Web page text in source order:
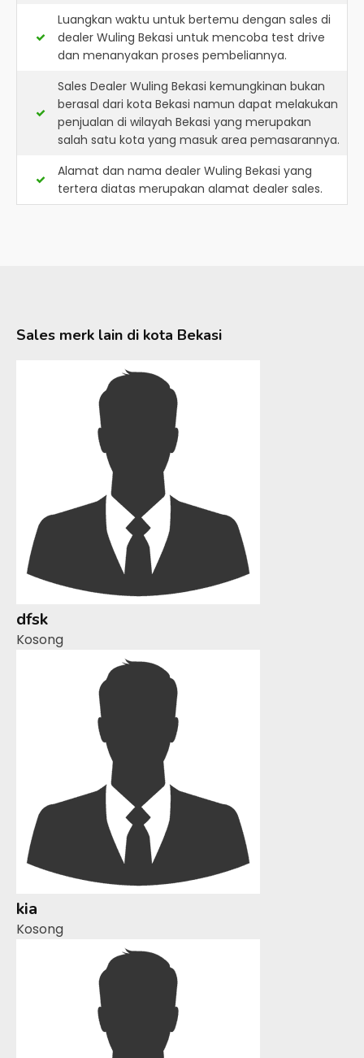
Luangkan waktu untuk bertemu dengan sales di
dealer Wuling Bekasi untuk mencoba test drive
dan menanyakan proses pembeliannya.
Sales Dealer Wuling Bekasi kemungkinan bukan
berasal dari kota Bekasi namun dapat melakukan
penjualan di wilayah Bekasi yang merupakan
salah satu kota yang masuk area pemasarannya.
Alamat dan nama dealer Wuling Bekasi yang
tertera diatas merupakan alamat dealer sales.
Sales merk lain di kota Bekasi
dfsk
Kosong
kia
Kosong